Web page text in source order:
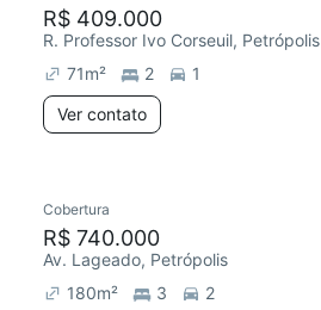
R$ 409.000
R. Professor Ivo Corseuil, Petrópolis
71m² 2
1
Ver contato
Cobertura
R$ 740.000
Av. Lageado, Petrópolis
180m² 3
2